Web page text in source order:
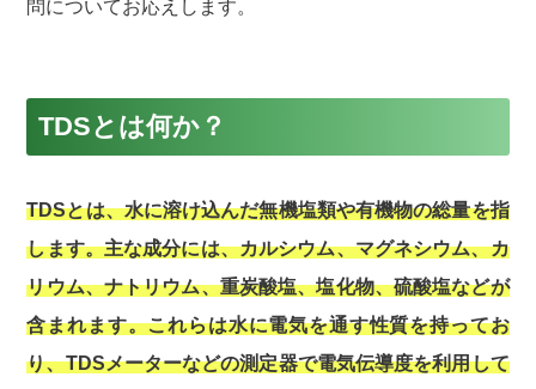
問についてお応えします。
TDSとは何か？
TDSとは、水に溶け込んだ無機塩類や有機物の総量を指
します。主な成分には、カルシウム、マグネシウム、カ
リウム、ナトリウム、重炭酸塩、塩化物、硫酸塩などが
含まれます。これらは水に電気を通す性質を持ってお
り、TDSメーターなどの測定器で電気伝導度を利用して